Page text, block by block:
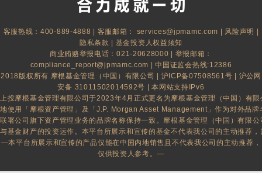
客服热线：400-889-4888 | 客服邮箱： services@jpmamc.com 风险声明
隐私条款
基金投资人权益须知
商业贿赂举报电话：021-20628000 | 举报邮箱：
compliance_report@jpmamc.com
| 中国证监会热线:12386
2018版权所有 摩根基金管理（中国）有限公司 | 沪ICP备07508561号
沪公网
安备 31011502014592号
| 本网站支持IPv6
上投摩根基金管理有限公司于2023年4月正式更名为摩根基金管理（中国）有
地使用「摩根资产管理」及「J.P. Morgan Asset Management」作为对外品
联署公司旗下资产管理业务的品牌名称保持一致。摩根基金管理（中国）有限
与基金财产的投资运作。本平台所展示和宣传的基金不代表我公司的主动推荐
—本平台所展示和宣传的产品仅能在中国内地销售且不代表我公司的主动推荐，
仅供投资人参考。—